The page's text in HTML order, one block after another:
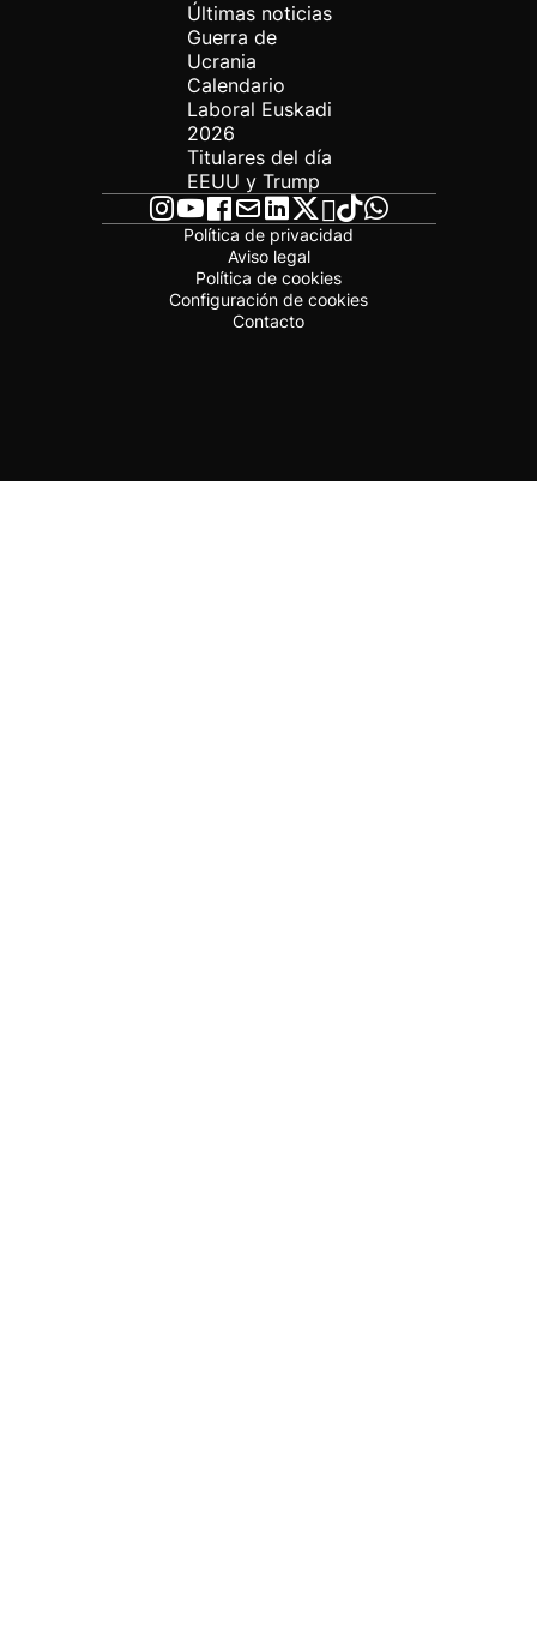
Últimas noticias
Guerra de
Ucrania
Calendario
Laboral Euskadi
2026
Titulares del día
EEUU y Trump
Política de privacidad
Aviso legal
Política de cookies
Configuración de cookies
Contacto